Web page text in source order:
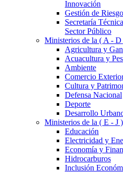
Innovación
Gestión de
Secretaría
Sector Público
Ministerios de la ( A - D
Agricultura y
Acuacultura y
Ambiente
Comercio
Cultura y
Defensa Nacional
Deporte
Desarrollo
Ministerios de la ( E - J )
Educación
Electricidad y
Economía y
Hidrocarburos
Inclusión